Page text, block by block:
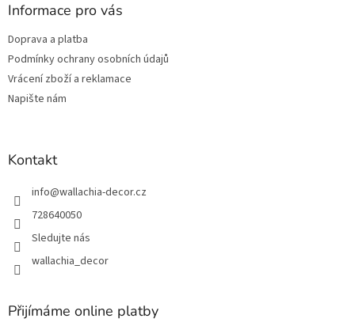
Informace pro vás
Doprava a platba
Podmínky ochrany osobních údajů
Vrácení zboží a reklamace
Napište nám
Kontakt
info@wallachia-decor.cz
728640050
Sledujte nás
wallachia_decor
Přijímáme online platby